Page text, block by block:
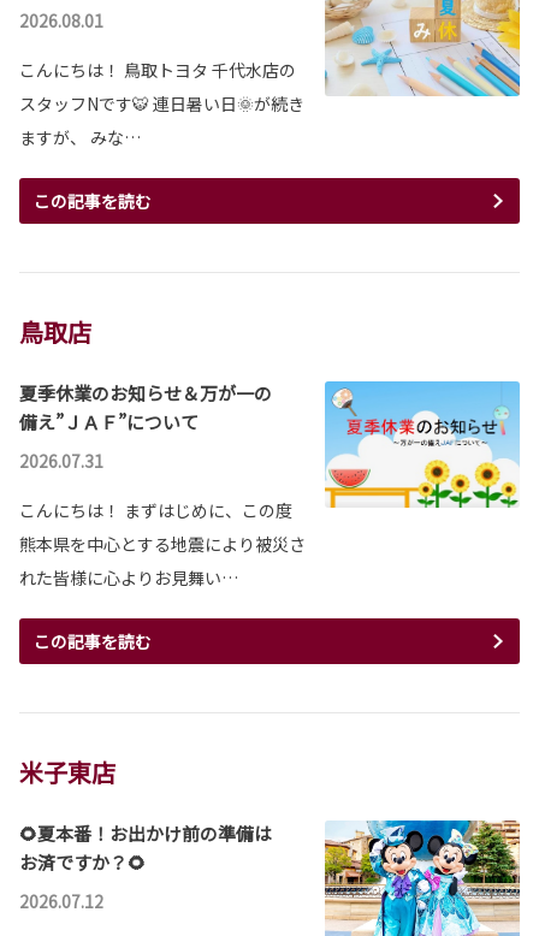
2026.08.01
こんにちは！ 鳥取トヨタ 千代水店の
スタッフNです🐯 連日暑い日🌞が続き
ますが、 みな…
この記事を読む
鳥取店
夏季休業のお知らせ＆万が一の
備え”ＪＡＦ”について
2026.07.31
こんにちは！ まずはじめに、この度
熊本県を中心とする地震により被災さ
れた皆様に心よりお見舞い…
この記事を読む
米子東店
🌻夏本番！お出かけ前の準備は
お済ですか？🌻
2026.07.12